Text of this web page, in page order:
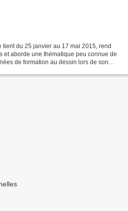
tient du 25 janvier au 17 mai 2015, rend
et aborde une thématique peu connue de
de formation au dessin lors de son